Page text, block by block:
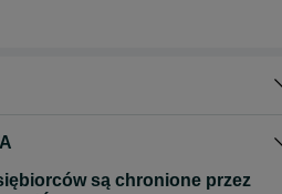
są chronione przez